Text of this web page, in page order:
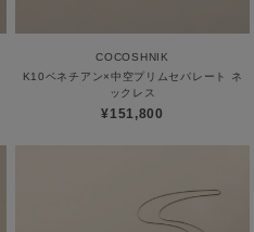
COCOSHNIK
K10ベネチアン×中空プリムセパレート ネ
ックレス
¥151,800